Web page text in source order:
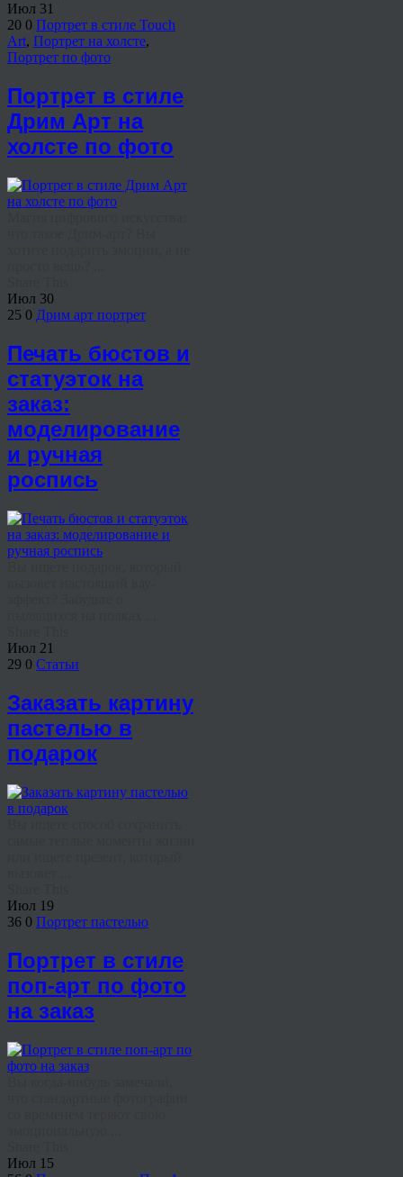
Июл 31
20 0 Портрет в стиле Touch
Art, Портрет на холсте,
Портрет по фото
Портрет в стиле
Дрим Арт на
холсте по фото
Июл 30
25 0 Дрим арт портрет
Печать бюстов и
статуэток на
заказ:
моделирование
и ручная
роспись
Июл 21
29 0 Статьи
Заказать картину
пастелью в
подарок
Июл 19
36 0 Портрет пастелью
Портрет в стиле
поп-арт по фото
на заказ
Июл 15